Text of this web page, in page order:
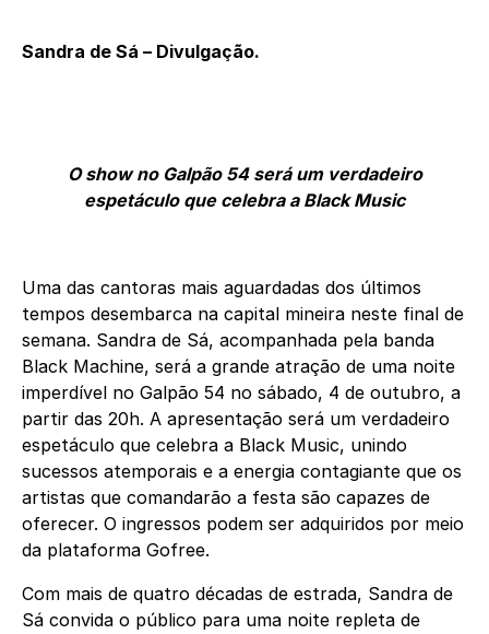
Sandra de Sá – Divulgação.
O show no Galpão 54 será um verdadeiro
espetáculo que celebra a Black Music
Uma das cantoras mais aguardadas dos últimos
tempos desembarca na capital mineira neste final de
semana. Sandra de Sá, acompanhada pela banda
Black Machine, será a grande atração de uma noite
imperdível no Galpão 54 no sábado, 4 de outubro, a
partir das 20h. A apresentação será um verdadeiro
espetáculo que celebra a Black Music, unindo
sucessos atemporais e a energia contagiante que os
artistas que comandarão a festa são capazes de
oferecer. O ingressos podem ser adquiridos por meio
da plataforma Gofree.
Com mais de quatro décadas de estrada, Sandra de
Sá convida o público para uma noite repleta de